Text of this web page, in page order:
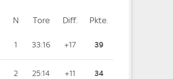
Unentschieden
N Niederlagen
ToreToreDiff. Differenz
Pkte.
1 33:16 +17 39
2 25:14 +11 34